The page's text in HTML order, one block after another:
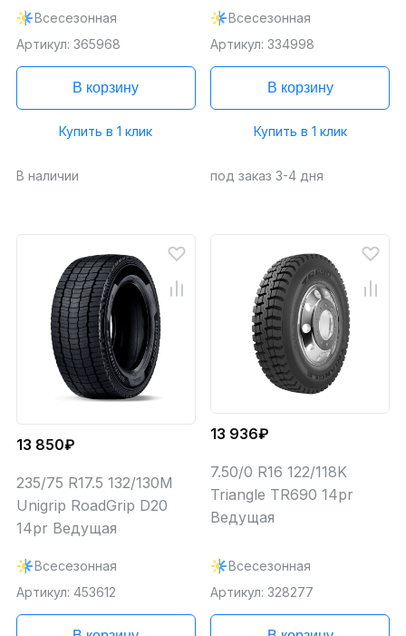
Всесезонная
Артикул: 365968
В корзину
Купить в 1 клик
В наличии
Всесезонная
Артикул: 334998
В корзину
Купить в 1 клик
под заказ 3-4 дня
13 850₽
235/75 R17.5 132/130M
Unigrip RoadGrip D20
14pr Ведущая
Всесезонная
Артикул: 453612
13 936₽
7.50/0 R16 122/118K
Triangle TR690 14pr
Ведущая
Всесезонная
Артикул: 328277